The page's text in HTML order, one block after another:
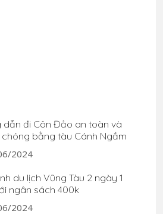
dẫn đi Côn Đảo an toàn và
chóng bằng tàu Cánh Ngầm
2024
du lịch Vũng Tàu 2 ngày 1
ngân sách 400k
2024